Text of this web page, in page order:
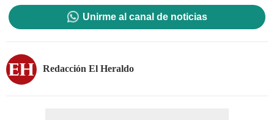
Unirme al canal de noticias
Redacción El Heraldo